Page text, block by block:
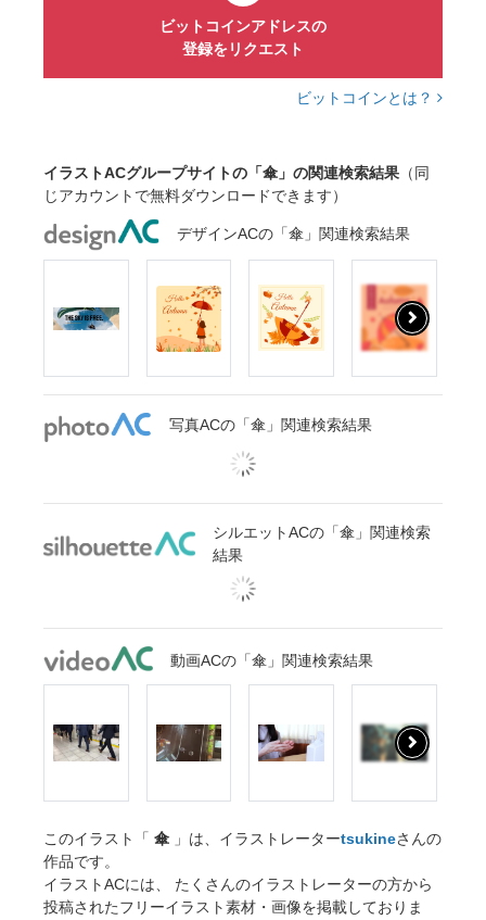
ビットコインアドレスの
登録をリクエスト
ビットコインとは？
イラストACグループサイトの「傘」の関連検索結果 （同
じアカウントで無料ダウンロードできます）
デザインACの「傘」関連検索結果
写真ACの「傘」関連検索結果
シルエットACの「傘」関連検索
結果
動画ACの「傘」関連検索結果
このイラスト「 傘 」は、イラストレーターtsukineさんの
作品です。
イラストACには、 たくさんのイラストレーターの方から
投稿されたフリーイラスト素材・画像を掲載しておりま